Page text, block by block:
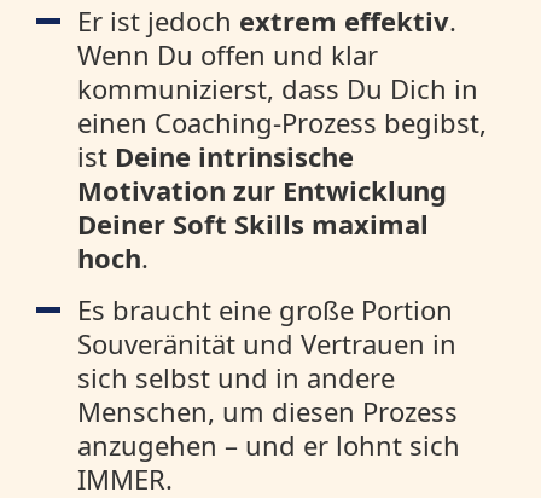
Er ist jedoch extrem effektiv.
Wenn Du offen und klar
kommunizierst, dass Du Dich in
einen Coaching-Prozess begibst,
ist Deine intrinsische
Motivation zur Entwicklung
Deiner Soft Skills maximal
hoch.
Es braucht eine große Portion
Souveränität und Vertrauen in
sich selbst und in andere
Menschen, um diesen Prozess
anzugehen – und er lohnt sich
IMMER.